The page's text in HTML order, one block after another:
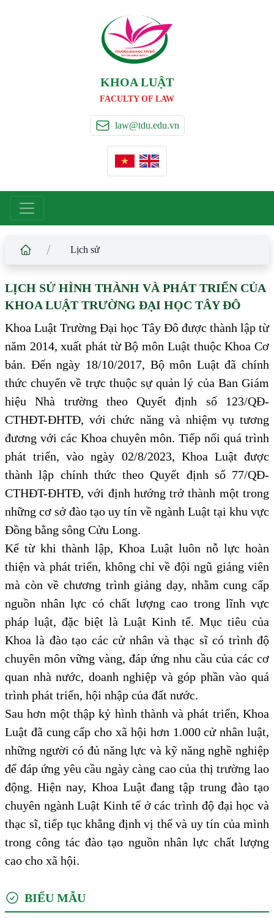
TRƯỜNG ĐẠI HỌC TÂY ĐÔ
TAY DO UNIVERSIT Y
KHOA LUẬT
FACULTY OF LAW
law@tdu.edu.vn
/ Lịch sử
LỊCH SỬ HÌNH THÀNH VÀ PHÁT TRIỂN CỦA
KHOA LUẬT TRƯỜNG ĐẠI HỌC TÂY ĐÔ
Khoa Luật Trường Đại học Tây Đô được thành lập từ
năm 2014, xuất phát từ Bộ môn Luật thuộc Khoa Cơ
bản. Đến ngày 18/10/2017, Bộ môn Luật đã chính
thức chuyển về trực thuộc sự quản lý của Ban Giám
hiệu Nhà trường theo Quyết định số 123/QĐ-
CTHĐT-ĐHTĐ, với chức năng và nhiệm vụ tương
đương với các Khoa chuyên môn. Tiếp nối quá trình
phát triển, vào ngày 02/8/2023, Khoa Luật được
thành lập chính thức theo Quyết định số 77/QĐ-
CTHĐT-ĐHTĐ, với định hướng trở thành một trong
những cơ sở đào tạo uy tín về ngành Luật tại khu vực
Đồng bằng sông Cửu Long.
Kể từ khi thành lập, Khoa Luật luôn nỗ lực hoàn
thiện và phát triển, không chỉ về đội ngũ giảng viên
mà còn về chương trình giảng dạy, nhằm cung cấp
nguồn nhân lực có chất lượng cao trong lĩnh vực
pháp luật, đặc biệt là Luật Kinh tế. Mục tiêu của
Khoa là đào tạo các cử nhân và thạc sĩ có trình độ
chuyên môn vững vàng, đáp ứng nhu cầu của các cơ
quan nhà nước, doanh nghiệp và góp phần vào quá
trình phát triển, hội nhập của đất nước.
Sau hơn một thập kỷ hình thành và phát triển, Khoa
Luật đã cung cấp cho xã hội hơn 1.000 cử nhân luật,
những người có đủ năng lực và kỹ năng nghề nghiệp
để đáp ứng yêu cầu ngày càng cao của thị trường lao
động. Hiện nay, Khoa Luật đang tập trung đào tạo
chuyên ngành Luật Kinh tế ở các trình độ đại học và
thạc sĩ, tiếp tục khẳng định vị thế và uy tín của mình
trong công tác đào tạo nguồn nhân lực chất lượng
cao cho xã hội.
BIỂU MẪU